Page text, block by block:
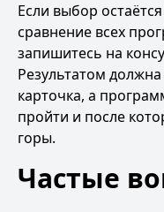
Если выбор
сравнение всех
запишитесь на
Результатом
карточка, а
пройти и после
горы.
Частые